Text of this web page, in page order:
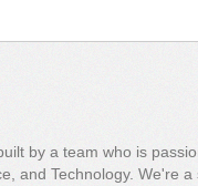
by a team who is
and Technology. We're a